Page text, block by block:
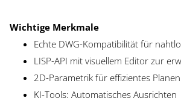
Wichtige Merkmale
Echte DWG-Kompatibilität für
LISP-API mit visuellem Editor zur
2D-Parametrik für effizientes Planen
KI-Tools: Automatisches Ausrichten